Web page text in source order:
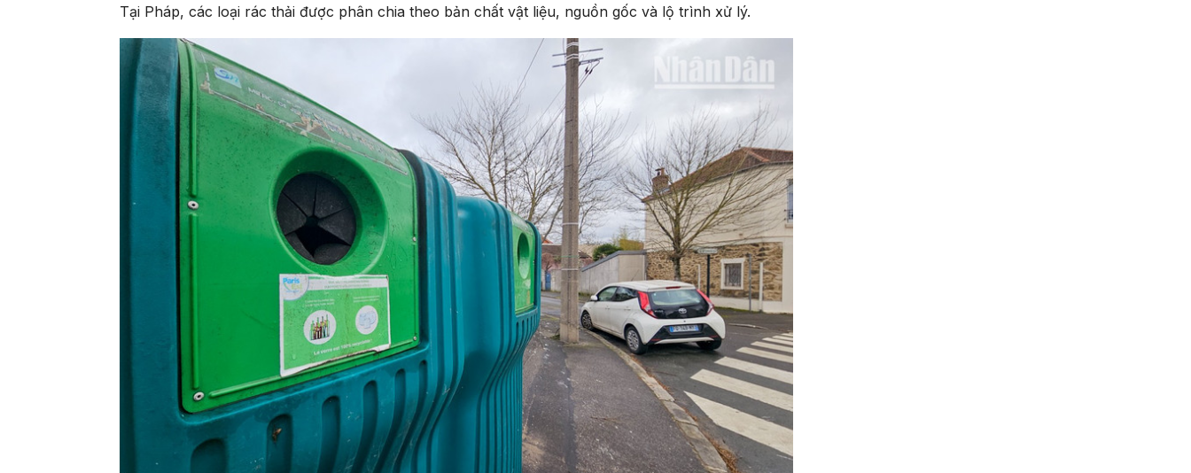
Tại Pháp, các loại rác thải được phân chia theo bản chất vật liệu, nguồn gốc và lộ trình xử lý.